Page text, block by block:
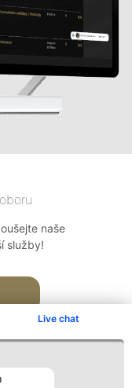
Live chat
naše
služby!